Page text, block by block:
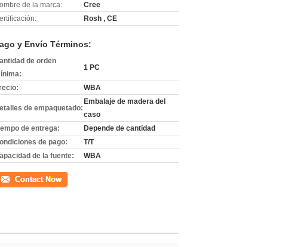
de la marca:
Cree
Rosh , CE
y Envío Términos:
de orden
1 PC
WBA
de empaquetado:
Embalaje de madera del
caso
de entrega:
Depende de cantidad
de pago:
T/T
de la fuente:
WBA